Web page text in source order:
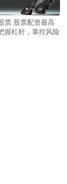
票 股票配资最高
握杠杆，掌控风险